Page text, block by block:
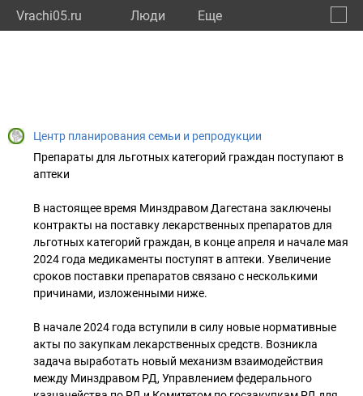
Vrachi05.ru Люди Eще
Центр планирования семьи и репродукции
Препараты для льготных категорий граждан поступают в
аптеки
В настоящее время Минздравом Дагестана заключены
контракты на поставку лекарственных препаратов для
льготных категорий граждан, в конце апреля и начале мая
2024 года медикаменты поступят в аптеки. Увеличение
сроков поставки препаратов связано с несколькими
причинами, изложенными ниже.
В начале 2024 года вступили в силу новые нормативные
акты по закупкам лекарственных средств. Возникла
задача выработать новый механизм взаимодействия
между Минздравом РД, Управлением федерального